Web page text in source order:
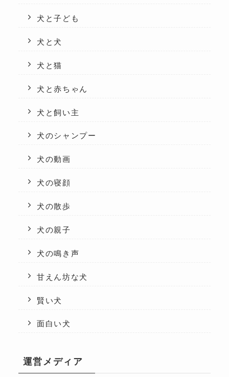
犬と子ども
犬と犬
犬と猫
犬と赤ちゃん
犬と飼い主
犬のシャンプー
犬の動画
犬の寝顔
犬の散歩
犬の親子
犬の鳴き声
甘えん坊な犬
賢い犬
面白い犬
運営メディア